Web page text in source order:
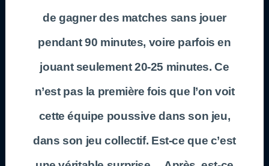
de gagner des matches sans jouer
pendant 90 minutes, voire parfois en
jouant seulement 20-25 minutes. Ce
n’est pas la première fois que l’on voit
cette équipe poussive dans son jeu,
dans son jeu collectif. Est-ce que c’est